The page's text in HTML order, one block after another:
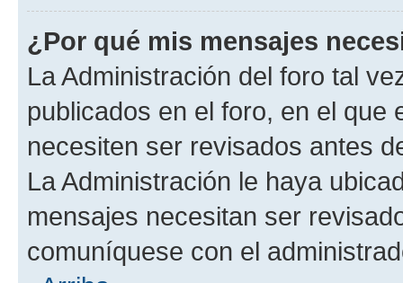
¿Por qué mis mensajes
La Administración del foro tal
publicados en el foro, en el que
necesiten ser revisados antes
La Administración le haya
mensajes necesitan ser
comuníquese con el